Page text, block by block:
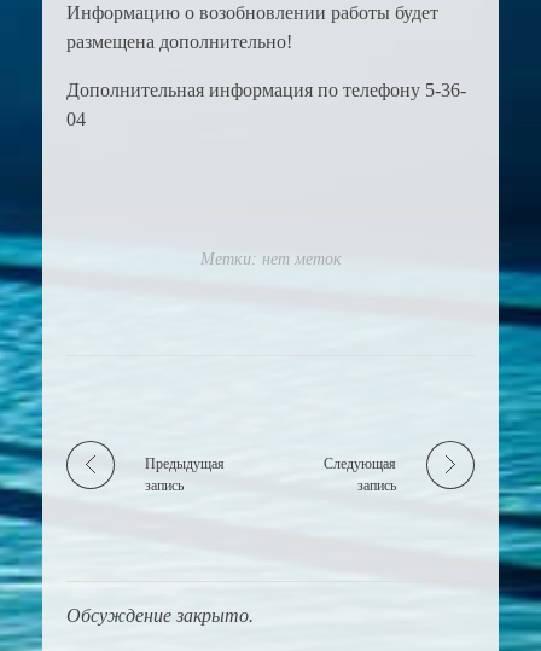
Информацию о возобновлении работы будет
размещена дополнительно!
Дополнительная информация по телефону 5-36-
04
Метки: нет меток
Предыдущая
запись
Следующая
запись
Обсуждение закрыто.